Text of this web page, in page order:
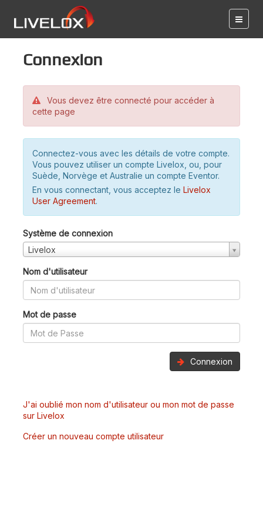
Connexion
Vous devez être connecté pour accéder à
cette page
Connectez-vous avec les détails de votre compte.
Vous pouvez utiliser un compte Livelox, ou, pour
Suède, Norvège et Australie un compte Eventor.
En vous connectant, vous acceptez le Livelox
User Agreement.
Système de connexion
Livelox
Nom d'utilisateur
Mot de passe
Connexion
J'ai oublié mon nom d'utilisateur ou mon mot de passe
sur Livelox
Créer un nouveau compte utilisateur